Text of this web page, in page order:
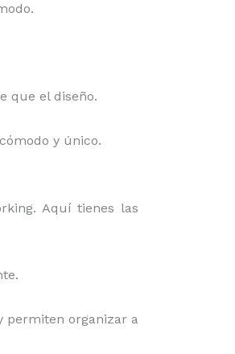
que el diseño.
y único.
Aquí tienes las
permiten organizar a